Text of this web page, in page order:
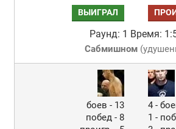
ВЫИГРАЛ
Раунд: 1 Время:
Сабмишном(
боев - 13
побед - 8
4 -
1 -